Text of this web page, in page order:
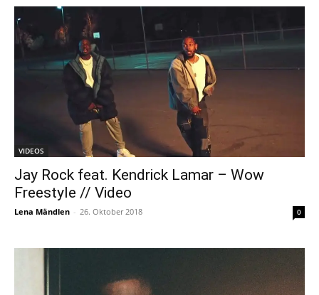
VIDEOS
Jay Rock feat. Kendrick Lamar – Wow
Freestyle // Video
Lena Mändlen - 26. Oktober 2018 0